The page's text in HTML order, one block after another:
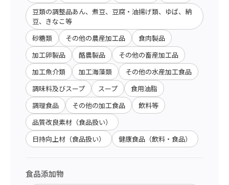
豆類の調整品あん、煮豆、豆腐・油揚げ類、ゆば、納
豆、きなこ等
砂糖類 その他の農産加工品 食肉製品
加工卵製品 酪農製品 その他の畜産加工品
加工魚介類 加工海藻類 その他の水産加工食品
調味料及びスープ スープ 食用油脂
調理食品 その他の加工食品 飲料等
品質改良素材（食品扱い）
日持向上材（食品扱い） 健康食品（飲料・食品）
食品添加物